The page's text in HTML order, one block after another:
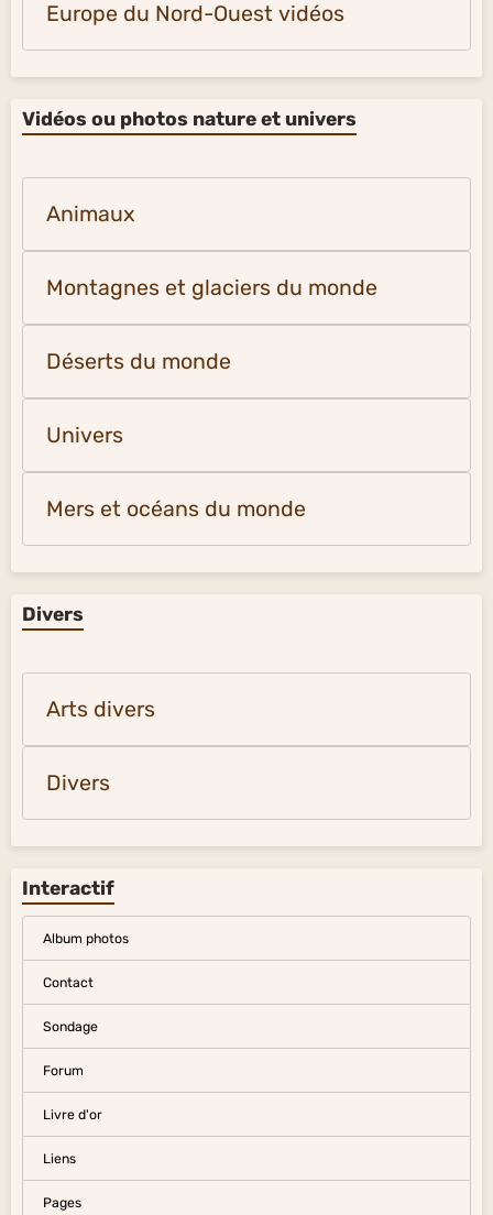
Europe du Nord-Ouest vidéos
Vidéos ou photos nature et univers
Animaux
Montagnes et glaciers du monde
Déserts du monde
Univers
Mers et océans du monde
Divers
Arts divers
Divers
Interactif
Album photos
Contact
Sondage
Forum
Livre d'or
Liens
Pages